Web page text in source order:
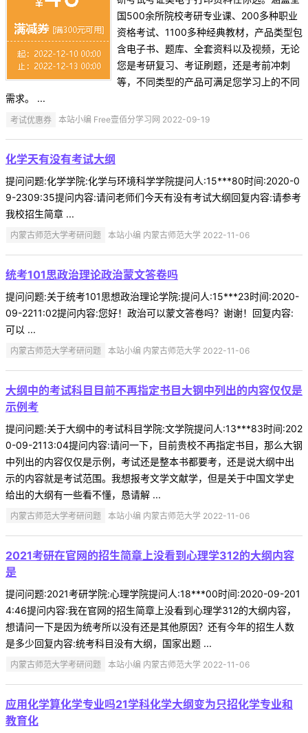
国500余所院校考研专业课、200多种职业
资格考试、1100多种经典教材，产品类型包
含电子书、题库、全套资料以及视频，无论
您是考研复习、考证刷题，还是考前冲刺
等，不同类型的产品可满足您学习上的不同
需求。 ...
考试优惠券 本站小编 Free壹佰分学习网 2022-09-19
化学天有没有考试大纲
提问问题:化学学院:化学与环境科学学院提问人:15***80时间:2020-0
9-2309:35提问内容:请问老师们今天有没有考试大纲回复内容:请参考
我校招生简章 ...
内蒙古师范大学考研问题 本站小编 内蒙古师范大学 2022-11-06
统考101思政治理论政治蒙文答卷吗
提问问题:关于统考101思想政治理论学院:提问人:15***23时间:2020-
09-2211:02提问内容:您好！政治可以蒙文答卷吗？谢谢！回复内容:
可以 ...
内蒙古师范大学考研问题 本站小编 内蒙古师范大学 2022-11-06
大纲中的考试科目目前不再指定书目大钢中列出的内容仅仅是
示例考
提问问题:关于大纲中的考试科目学院:文学院提问人:13***83时间:202
0-09-2113:04提问内容:请问一下，目前贵校不再指定书目，那么大钢
中列出的内容仅仅是示例，考试还是整本书都要考，还是说大纲中出
示的内容就是考试范围。我想报考文学文献学，但是关于中国文学史
给出的大纲有一些看不懂，恳请解 ...
内蒙古师范大学考研问题 本站小编 内蒙古师范大学 2022-11-06
2021考研在官网的招生简章上没看到心理学312的大纲内容
是
提问问题:2021考研学院:心理学院提问人:18***00时间:2020-09-201
4:46提问内容:我在官网的招生简章上没看到心理学312的大纲内容，
想请问一下是因为统考所以没有还是其他原因？还有今年的招生人数
是多少回复内容:统考科目没有大纲，国家出题 ...
内蒙古师范大学考研问题 本站小编 内蒙古师范大学 2022-11-06
应用化学算化学专业吗21学科化学大纲变为只招化学专业和
教育化